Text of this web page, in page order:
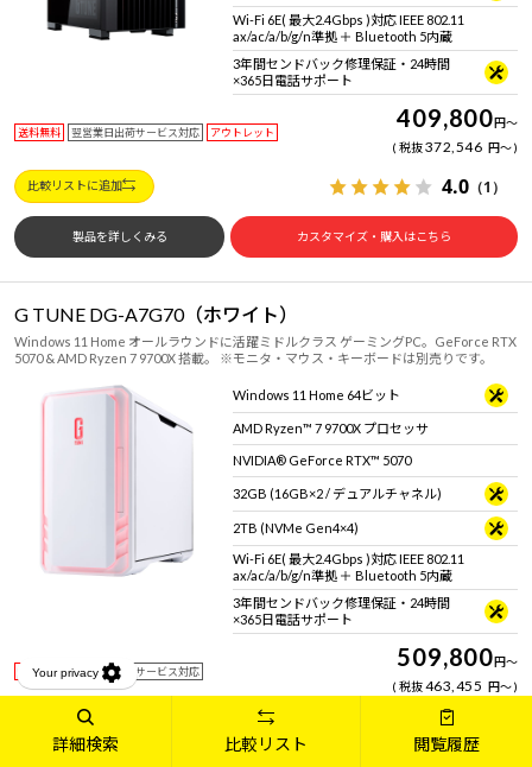
Wi-Fi 6E( 最大2.4Gbps )対応 IEEE 802.11
ax/ac/a/b/g/n準拠 ＋ Bluetooth 5内蔵
3年間センドバック修理保証・24時間
×365日電話サポート
送料無料 翌営業日出荷サービス対応 アウトレット 409,800円～
税抜372,546 円～
比較リストに追加 4.0 （1）
製品を詳しくみる カスタマイズ・購入はこちら
G TUNE DG-A7G70（ホワイト）
Windows 11 Home オールラウンドに活躍ミドルクラス ゲーミングPC。GeForce RTX
5070 & AMD Ryzen 7 9700X 搭載。 ※モニタ・マウス・キーボードは別売りです。
Windows 11 Home 64ビット
AMD Ryzen™ 7 9700X プロセッサ
NVIDIA® GeForce RTX™ 5070
32GB (16GB×2 / デュアルチャネル)
2TB (NVMe Gen4×4)
Wi-Fi 6E( 最大2.4Gbps )対応 IEEE 802.11
ax/ac/a/b/g/n準拠 ＋ Bluetooth 5内蔵
3年間センドバック修理保証・24時間
×365日電話サポート
送料無料 翌営業日出荷サービス対応 509,800円～
税抜463,455 円～
比較リストに追加
詳細検索 比較リスト 閲覧履歴